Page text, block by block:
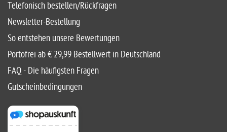
Telefonisch bestellen/Rückfragen
Newsletter-Bestellung
So entstehen unsere Bewertungen
Portofrei ab € 29,99 Bestellwert in Deutschland
FAQ - Die häufigsten Fragen
Gutscheinbedingungen